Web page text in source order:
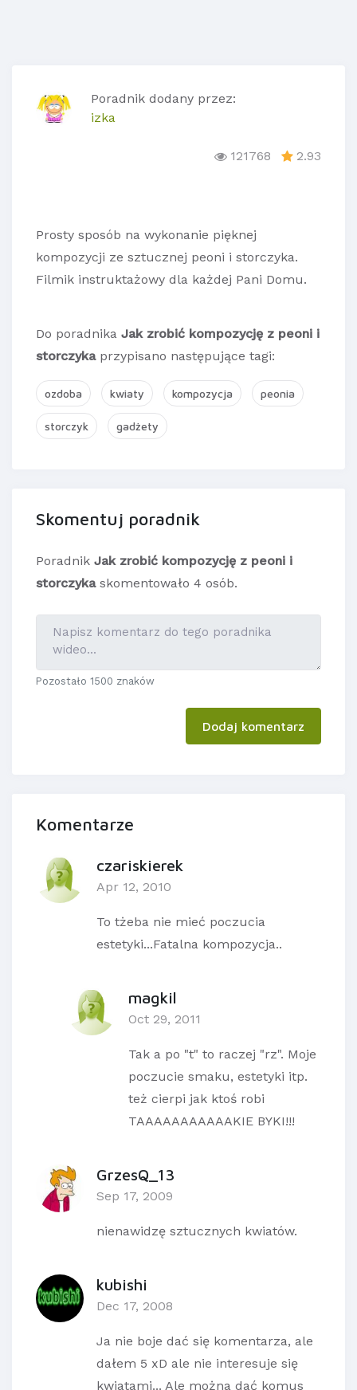
Poradnik dodany przez:
izka
121768 2.93
Prosty sposób na wykonanie pięknej
kompozycji ze sztucznej peoni i storczyka.
Filmik instruktażowy dla każdej Pani Domu.
Do poradnika Jak zrobić kompozycję z peoni i
storczykaprzypisano następujące tagi:
ozdoba kwiaty kompozycja peonia
storczyk gadżety
Skomentuj poradnik
Poradnik Jak zrobić kompozycję z peoni i
storczykaskomentowało 4 osób.
Pozostało 1500 znaków
Dodaj komentarz
Komentarze
czariskierek
Apr 12, 2010
To tżeba nie mieć poczucia
estetyki...Fatalna kompozycja..
magkil
Oct 29, 2011
Tak a po "t" to raczej "rz". Moje
poczucie smaku, estetyki itp.
też cierpi jak ktoś robi
TAAAAAAAAAAAKIE BYKI!!!
GrzesQ_13
Sep 17, 2009
nienawidzę sztucznych kwiatów.
kubishi
Dec 17, 2008
Ja nie boje dać się komentarza, ale
dałem 5 xD ale nie interesuje się
kwiatami... Ale można dać komus